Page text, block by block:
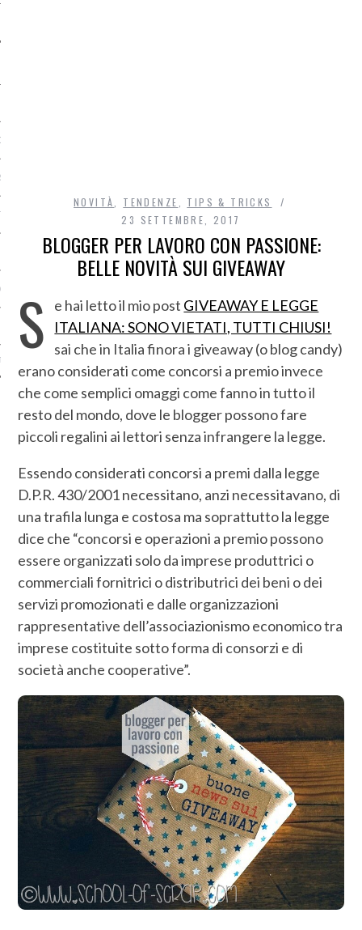
DI ACCESSO AI DATI
NOVITÀ TENDENZE
TIPS & TRICKS
23 SETTEMBRE, 2017
BLOGGER PER LAVORO CON PASSIONE:
BELLE NOVITÀ SUI GIVEAWAY
S e hai letto il mio post GIVEAWAY E LEGGE
ITALIANA: SONO VIETATI, TUTTI CHIUSI!
sai che in Italia finora i giveaway (o blog candy)
erano considerati come concorsi a premio invece
che come semplici omaggi come fanno in tutto il
resto del mondo, dove le blogger possono fare
piccoli regalini ai lettori senza infrangere la legge.
Essendo considerati concorsi a premi dalla legge
D.P.R. 430/2001 necessitano, anzi necessitavano, di
una trafila lunga e costosa ma soprattutto la legge
dice che “concorsi e operazioni a premio possono
essere organizzati solo da imprese produttrici o
commerciali fornitrici o distributrici dei beni o dei
servizi promozionati e dalle organizzazioni
rappresentative dell’associazionismo economico tra
imprese costituite sotto forma di consorzi e di
società anche cooperative”.